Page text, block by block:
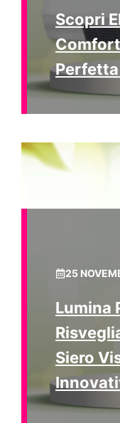
Scopri
25
Lumina
Siero